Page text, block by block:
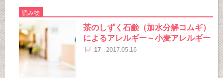
読み物
茶のしずく石鹸（加水分解コムギ）
によるアレルギー～小麦アレルギー
17 2017.05.16